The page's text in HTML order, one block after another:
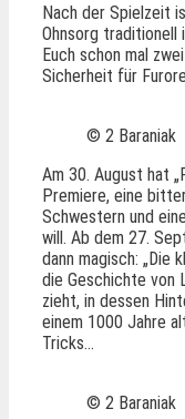
Nach der Spielzeit
Ohnsorg traditionell
Euch schon mal
Sicherheit für
© 2 Baraniak
Am 30. August hat
Premiere, eine
Schwestern und
will. Ab dem 27.
dann magisch: „Die
die Geschichte von
zieht, in dessen
einem 1000 Jahre
Tricks…
© 2 Baraniak